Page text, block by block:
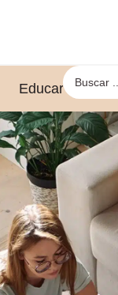
Educar leyendo